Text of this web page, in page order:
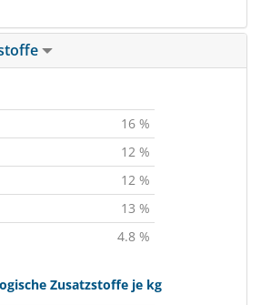
16 %
12 %
12 %
13 %
4.8 %
Zusatzstoffe je kg